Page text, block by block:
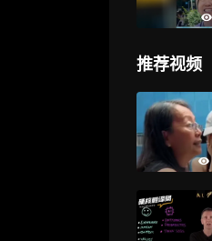
推荐视频